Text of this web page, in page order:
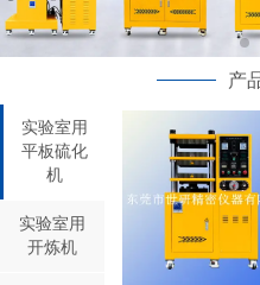
产
实验室用
平板硫化
机
实验室用
开炼机